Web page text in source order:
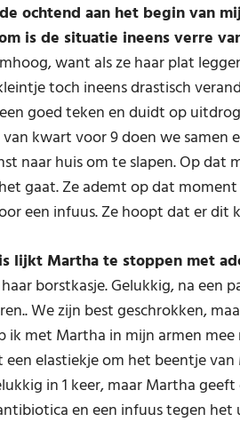
ochtend aan het begin van
is de situatie ineens verre
want als ze haar plat
toch ineens drastisch
goed teken en duidt op
kwart voor 9 doen we
naar huis om te slapen. Op dat
gaat. Ze ademt op dat
een infuus. Ze hoopt dat er dit
lijkt Martha te stoppen met
borstkasje. Gelukkig, na een
We zijn best geschrokken,
ik met Martha in mijn armen
elastiekje om het beentje
in 1 keer, maar Martha
en een infuus tegen het